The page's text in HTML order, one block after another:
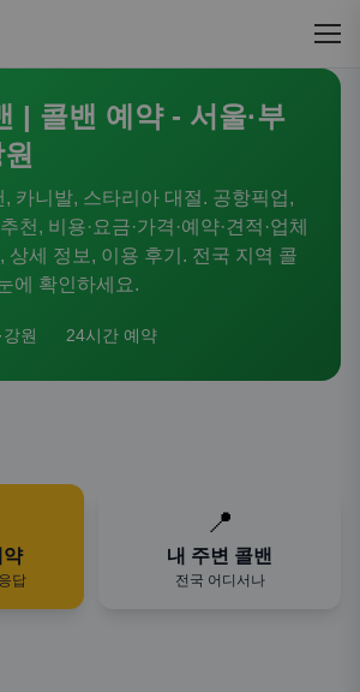
| 콜밴 예약 - 서울·부
카니발, 스타리아 대절. 공항픽업,
천, 비용·요금·가격·예약·견적·업체
상세 정보, 이용 후기. 전국 지역 콜
에 확인하세요.
강원 24시간 예약
약
답
📍
내 주변 콜밴
전국 어디서나